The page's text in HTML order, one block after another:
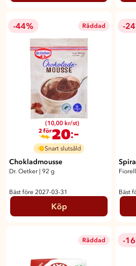
-44% Räddad
(10,00 kr/st)
2 för20:-
Snart slutsåld
Chokladmousse
Dr. Oetker | 92 g
Bäst före 2027-03-31
Köp
-
Bäst
Räddad -